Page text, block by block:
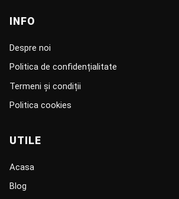
INFO
Despre noi
Politica de confidențialitate
Termeni și condiții
Politica cookies
UTILE
Acasa
Blog